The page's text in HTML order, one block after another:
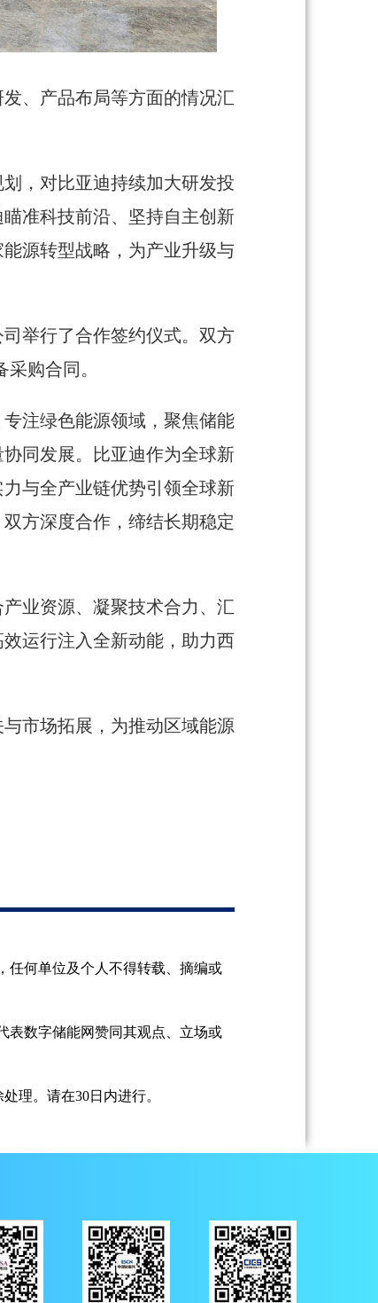
、产品布局等方面的情况汇
，对比亚迪持续加大研发投
准科技前沿、坚持自主创新
源转型战略，为产业升级与
举行了合作签约仪式。双方
购合同。
注绿色能源领域，聚焦储能
同发展。比亚迪作为全球新
与全产业链优势引领全球新
方深度合作，缔结长期稳定
业资源、凝聚技术合力、汇
运行注入全新动能，助力西
市场拓展，为推动区域能源
任何单位及个人不得转载、摘编或
表数字储能网赞同其观点、立场或
理。请在30日内进行。